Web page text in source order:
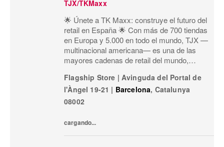
TJX/TKMaxx
🌟 Únete a TK Maxx: construye el futuro del
retail en España 🌟 Con más de 700 tiendas
en Europa y 5.000 en todo el mundo, TJX —
multinacional americana— es una de las
mayores cadenas de retail del mundo,
primeras marcas, calidad, variedad y moda
a precios exce
Flagship Store | Avinguda del Portal de
l'Àngel 19-21 | Barcelona, Catalunya
08002
cargando...